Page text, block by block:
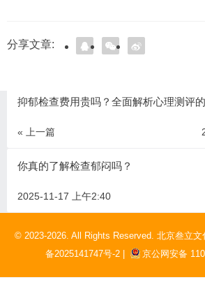
分享文章:
抑郁检查费用贵吗？全面解析心理测评
« 上一篇
你真的了解检查郁闷吗？
2025-11-17 上午2:40
© 2023-2026. All Rights Reserved. 北京叁立文
备2025141747号-2 |
京公网安备